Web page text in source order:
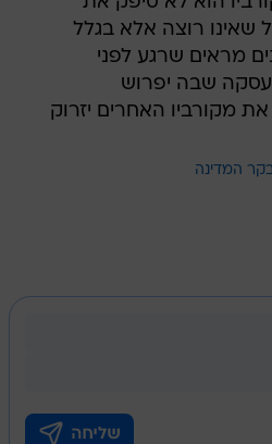
שאינו רוצה אלא בגלל
מראים שרגע לפני
עסקה שבה יפרוש
מקורביו האחרים יזרוק
המדינה